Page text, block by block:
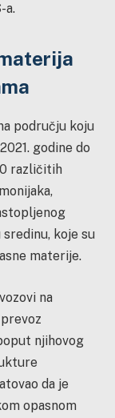
a.
području koju
godine do
različitih
koje su
materije.
na
njihovog
da je
opasnom